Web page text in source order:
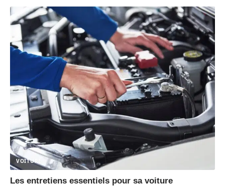
VOITURE
Les entretiens essentiels pour sa voiture